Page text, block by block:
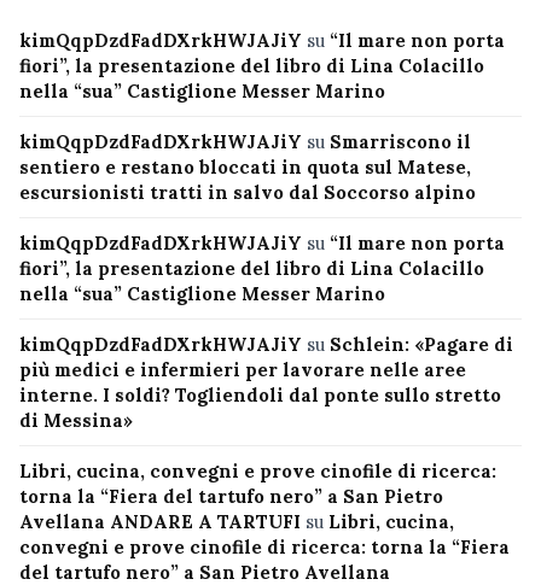
kimQqpDzdFadDXrkHWJAJiY su “Il mare non porta
fiori”, la presentazione del libro di Lina Colacillo
nella “sua” Castiglione Messer Marino
kimQqpDzdFadDXrkHWJAJiY su Smarriscono il
sentiero e restano bloccati in quota sul Matese,
escursionisti tratti in salvo dal Soccorso alpino
kimQqpDzdFadDXrkHWJAJiY su “Il mare non porta
fiori”, la presentazione del libro di Lina Colacillo
nella “sua” Castiglione Messer Marino
kimQqpDzdFadDXrkHWJAJiY su Schlein: «Pagare di
più medici e infermieri per lavorare nelle aree
interne. I soldi? Togliendoli dal ponte sullo stretto
di Messina»
Libri, cucina, convegni e prove cinofile di ricerca:
torna la “Fiera del tartufo nero” a San Pietro
Avellana ANDARE A TARTUFI su Libri, cucina,
convegni e prove cinofile di ricerca: torna la “Fiera
del tartufo nero” a San Pietro Avellana